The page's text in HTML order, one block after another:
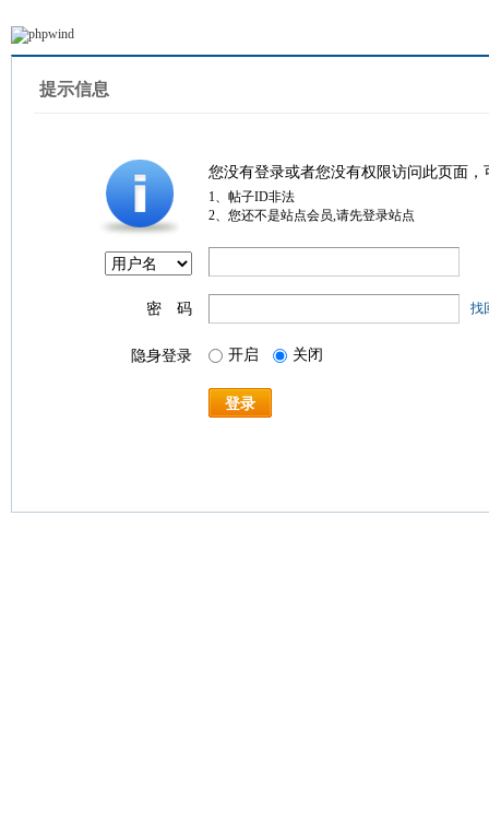
提示信息
您没有登录或者您没有权限访问此页面
1、帖子ID非法
2、您还不是站点会员,请先登录站点
密 码 找
隐身登录 开启 关闭
登录